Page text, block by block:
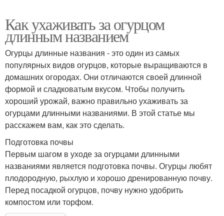
Как ухаживать за огурцом
длинным названием
Огурцы длинные названия - это один из самых
популярных видов огурцов, которые выращиваются в
домашних огородах. Они отличаются своей длинной
формой и сладковатым вкусом. Чтобы получить
хороший урожай, важно правильно ухаживать за
огурцами длинными названиями. В этой статье мы
расскажем вам, как это сделать.
Подготовка почвы
Первым шагом в уходе за огурцами длинными
названиями является подготовка почвы. Огурцы любят
плодородную, рыхлую и хорошо дренированную почву.
Перед посадкой огурцов, почву нужно удобрить
компостом или торфом.